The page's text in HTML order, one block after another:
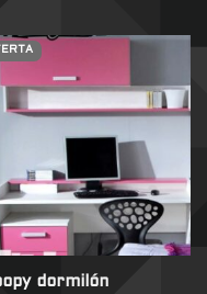
dormilón